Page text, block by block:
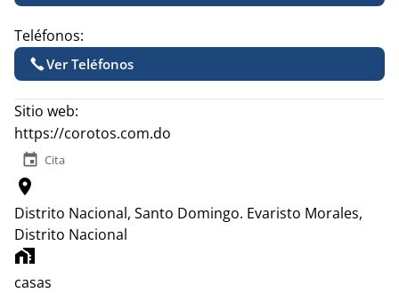
Teléfonos:
Ver Teléfonos
Sitio web:
https://corotos.com.do
event Cita
location_on
Distrito Nacional, Santo Domingo. Evaristo Morales,
Distrito Nacional
home_work
casas